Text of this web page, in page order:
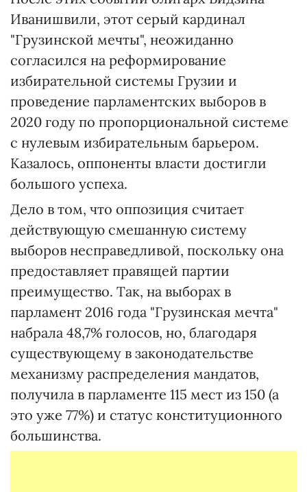
Иванишвили, этот серый кардинал
"Грузинской мечты", неожиданно
согласился на реформирование
избирательной системы Грузии и
проведение парламентских выборов в
2020 году по пропорциональной системе
с нулевым избирательным барьером.
Казалось, оппоненты власти достигли
большого успеха.
Дело в том, что оппозиция считает
действующую смешанную систему
выборов несправедливой, поскольку она
предоставляет правящей партии
преимущество. Так, на выборах в
парламент 2016 года "Грузинская мечта"
набрала 48,7% голосов, но, благодаря
существующему в законодательстве
механизму распределения мандатов,
получила в парламенте 115 мест из 150 (а
это уже 77%) и статус конституционного
большинства.